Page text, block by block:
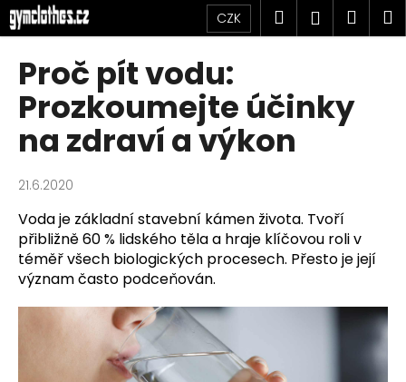
Přejít
na
obsah
CZK Hledat
Proč pít vodu:
Prozkoumejte účinky
na zdraví a výkon
21.6.2020
Voda je základní stavební kámen života. Tvoří
přibližně 60 % lidského těla a hraje klíčovou roli v
téměř všech biologických procesech. Přesto je její
význam často podceňován.
K
o
C
o
p
t
ř
e
b
u
j